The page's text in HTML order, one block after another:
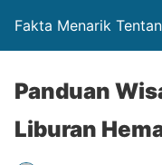
Fakta Menarik
Panduan
Liburan